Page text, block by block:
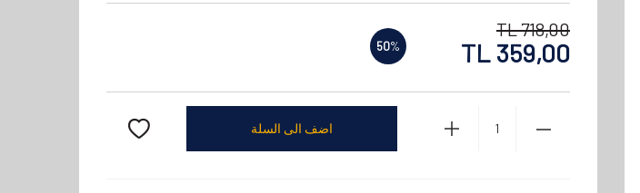
718,00
TL
359,00
%
50
اضف الى السلة